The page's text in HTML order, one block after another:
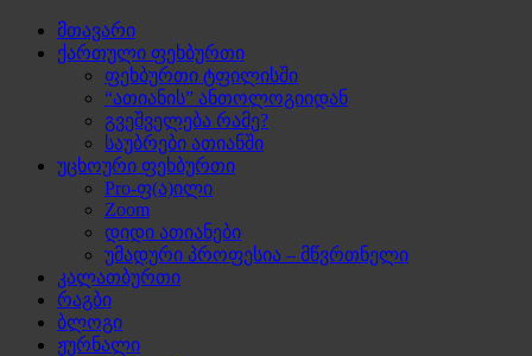
მთავარი
ქართული ფეხბურთი
ფეხბურთი ტფილისში
“ათიანის” ანთოლოგიიდან
გვეშველება რამე?
საუბრები ათიანში
უცხოური ფეხბურთი
Pro-ფ(ა)ილი
Zoom
დიდი ათიანები
უმადური პროფესია – მწვრთნელი
კალათბურთი
რაგბი
ბლოგი
ჟურნალი